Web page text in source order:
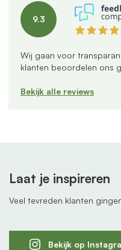
9.3
Wij gaan voor
klanten beoordelen ons
Bekijk alle reviews
Laat je inspireren
Veel tevreden klanten
Bekijk op